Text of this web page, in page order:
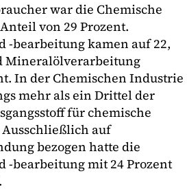
war die Chemische
von 29 Prozent.
-bearbeitung kamen auf 22,
Mineralölverarbeitung
In der Chemischen Industrie
mehr als ein Drittel der
für chemische
auf
bezogen hatte die
-bearbeitung mit 24 Prozent